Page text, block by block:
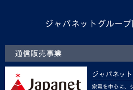
ジャパネットグルー
通信販売事業
ジャパネッ
家電を中心に、